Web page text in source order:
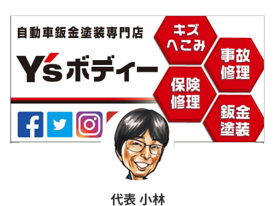
もっと早くやるべきだったと
...
代表 小林